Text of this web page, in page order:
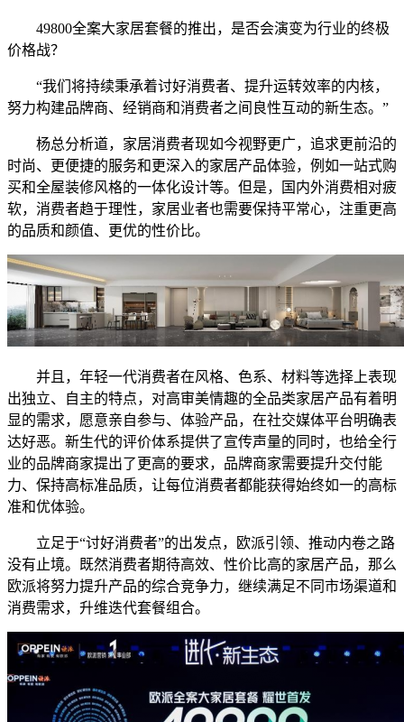
49800全案大家居套餐的推出，是否会演变为行业的终极
价格战？
“我们将持续秉承着讨好消费者、提升运转效率的内核，
努力构建品牌商、经销商和消费者之间良性互动的新生态。”
杨总分析道，家居消费者现如今视野更广，追求更前沿的
时尚、更便捷的服务和更深入的家居产品体验，例如一站式购
买和全屋装修风格的一体化设计等。但是，国内外消费相对疲
软，消费者趋于理性，家居业者也需要保持平常心，注重更高
的品质和颜值、更优的性价比。
并且，年轻一代消费者在风格、色系、材料等选择上表现
出独立、自主的特点，对高审美情趣的全品类家居产品有着明
显的需求，愿意亲自参与、体验产品，在社交媒体平台明确表
达好恶。新生代的评价体系提供了宣传声量的同时，也给全行
业的品牌商家提出了更高的要求，品牌商家需要提升交付能
力、保持高标准品质，让每位消费者都能获得始终如一的高标
准和优体验。
立足于“讨好消费者”的出发点，欧派引领、推动内卷之路
没有止境。既然消费者期待高效、性价比高的家居产品，那么
欧派将努力提升产品的综合竞争力，继续满足不同市场渠道和
消费需求，升维迭代套餐组合。